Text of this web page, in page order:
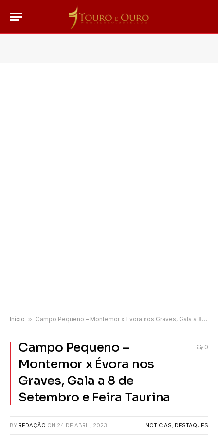
Início » Campo Pequeno – Montemor x Évora nos Graves, Gala a 8 de Setembro e Feira Taurina
Campo Pequeno –
Montemor x Évora nos
Graves, Gala a 8 de
Setembro e Feira Taurina
0
BY REDAÇÃO ON 24 DE ABRIL, 2023 NOTICIAS, DESTAQUES